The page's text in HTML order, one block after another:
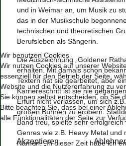
und in Weimar an, um Musik zu
das in der Musikschule
technischen und theoretischen
Berufsleben als Sängerin.
Die Auszeichnung „Goldener
erhalten. Mit damals schon
Textern hat sie gearbeitet, aber
Karriereschritt ist sie nie
Erfurt nicht verlassen, um sich
großen Bühnen zu erobern.
Band treu, spielte sehr erfolgreich
Genres wie z.B. Heavy Metal und
Namen. „In dieser Zeit habe ich
Wir benutzen Cookies
Wir nutzen Cookies auf unserer
essenziell für den Betrieb der Seite,
Website und die Nutzererfahrung zu
Sie können selbst entscheiden, ob Sie
Bitte beachten Sie, dass bei einer
alle Funktionalitäten der Seite zur
Akzeptieren